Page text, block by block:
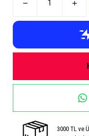
3000 TL ve